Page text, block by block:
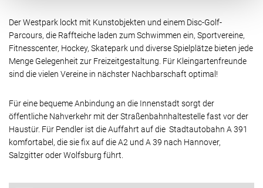
Der Westpark lockt mit Kunstobjekten und einem Disc-Golf-
Parcours, die Raffteiche laden zum Schwimmen ein, Sportvereine,
Fitnesscenter, Hockey, Skatepark und diverse Spielplätze bieten jede
Menge Gelegenheit zur Freizeitgestaltung. Für Kleingartenfreunde
sind die vielen Vereine in nächster Nachbarschaft optimal!
Für eine bequeme Anbindung an die Innenstadt sorgt der
öffentliche Nahverkehr mit der Straßenbahnhaltestelle fast vor der
Haustür. Für Pendler ist die Auffahrt auf die Stadtautobahn A 391
komfortabel, die sie fix auf die A2 und A 39 nach Hannover,
Salzgitter oder Wolfsburg führt.